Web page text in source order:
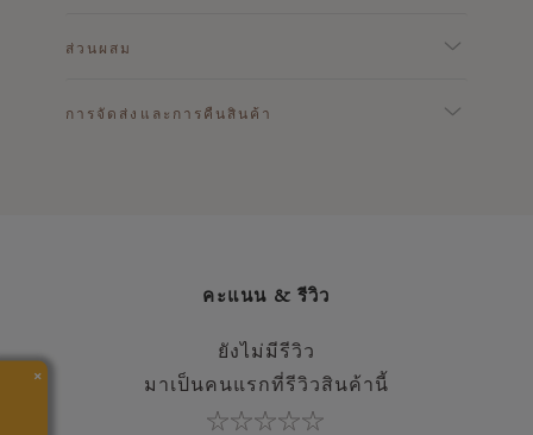
ส่วนผสม
การจัดส่งและการคืนสินค้า
คะแนน & รีวิว
ยังไม่มีรีวิว
มาเป็นคนแรกที่รีวิวสินค้านี้
×